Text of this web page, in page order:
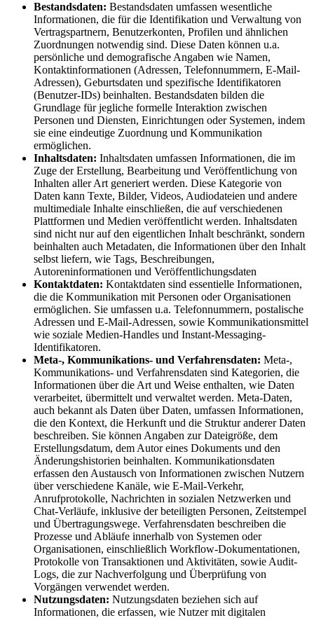
Bestandsdaten: Bestandsdaten umfassen wesentliche
Informationen, die für die Identifikation und Verwaltung von
Vertragspartnern, Benutzerkonten, Profilen und ähnlichen
Zuordnungen notwendig sind. Diese Daten können u.a.
persönliche und demografische Angaben wie Namen,
Kontaktinformationen (Adressen, Telefonnummern, E-Mail-
Adressen), Geburtsdaten und spezifische Identifikatoren
(Benutzer-IDs) beinhalten. Bestandsdaten bilden die
Grundlage für jegliche formelle Interaktion zwischen
Personen und Diensten, Einrichtungen oder Systemen, indem
sie eine eindeutige Zuordnung und Kommunikation
ermöglichen.
Inhaltsdaten: Inhaltsdaten umfassen Informationen, die im
Zuge der Erstellung, Bearbeitung und Veröffentlichung von
Inhalten aller Art generiert werden. Diese Kategorie von
Daten kann Texte, Bilder, Videos, Audiodateien und andere
multimediale Inhalte einschließen, die auf verschiedenen
Plattformen und Medien veröffentlicht werden. Inhaltsdaten
sind nicht nur auf den eigentlichen Inhalt beschränkt, sondern
beinhalten auch Metadaten, die Informationen über den Inhalt
selbst liefern, wie Tags, Beschreibungen,
Autoreninformationen und Veröffentlichungsdaten
Kontaktdaten: Kontaktdaten sind essentielle Informationen,
die die Kommunikation mit Personen oder Organisationen
ermöglichen. Sie umfassen u.a. Telefonnummern, postalische
Adressen und E-Mail-Adressen, sowie Kommunikationsmittel
wie soziale Medien-Handles und Instant-Messaging-
Identifikatoren.
Meta-, Kommunikations- und Verfahrensdaten: Meta-,
Kommunikations- und Verfahrensdaten sind Kategorien, die
Informationen über die Art und Weise enthalten, wie Daten
verarbeitet, übermittelt und verwaltet werden. Meta-Daten,
auch bekannt als Daten über Daten, umfassen Informationen,
die den Kontext, die Herkunft und die Struktur anderer Daten
beschreiben. Sie können Angaben zur Dateigröße, dem
Erstellungsdatum, dem Autor eines Dokuments und den
Änderungshistorien beinhalten. Kommunikationsdaten
erfassen den Austausch von Informationen zwischen Nutzern
über verschiedene Kanäle, wie E-Mail-Verkehr,
Anrufprotokolle, Nachrichten in sozialen Netzwerken und
Chat-Verläufe, inklusive der beteiligten Personen, Zeitstempel
und Übertragungswege. Verfahrensdaten beschreiben die
Prozesse und Abläufe innerhalb von Systemen oder
Organisationen, einschließlich Workflow-Dokumentationen,
Protokolle von Transaktionen und Aktivitäten, sowie Audit-
Logs, die zur Nachverfolgung und Überprüfung von
Vorgängen verwendet werden.
Nutzungsdaten: Nutzungsdaten beziehen sich auf
Informationen, die erfassen, wie Nutzer mit digitalen